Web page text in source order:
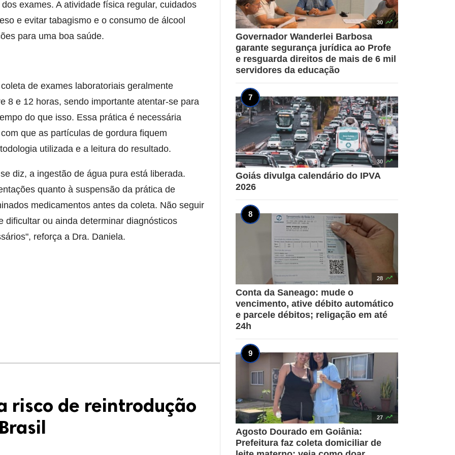
exames. A atividade física regular, cuidados
e evitar tabagismo e o consumo de álcool
para uma boa saúde.
de exames laboratoriais geralmente
8 e 12 horas, sendo importante atentar-se para
do que isso. Essa prática é necessária
que as partículas de gordura fiquem
utilizada e a leitura do resultado.
diz, a ingestão de água pura está liberada.
quanto à suspensão da prática de
medicamentos antes da coleta. Não seguir
dificultar ou ainda determinar diagnósticos
reforça a Dra. Daniela.
risco de reintrodução
30 
Governador Wanderlei Barbosa
garante segurança jurídica ao Profe
e resguarda direitos de mais de 6 mil
servidores da educação
30 
Goiás divulga calendário do IPVA
2026
28 
Conta da Saneago: mude o
vencimento, ative débito automático
e parcele débitos; religação em até
24h
27 
Agosto Dourado em Goiânia:
Prefeitura faz coleta domiciliar de